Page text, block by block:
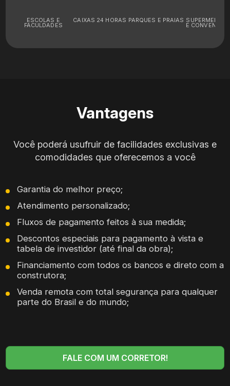
ESCOLAS E
FACULDADES
CAIXAS 24 HORAS PARQUES E PRAIAS
E
Vantagens
Você poderá usufruir de facilidades exclusivas e
comodidades que oferecemos a você
Garantia do melhor preço;
Atendimento personalizado;
Fluxos de pagamento feitos à sua medida;
Descontos especiais para pagamento à vista e
tabela de investidor (até final da obra);
Financiamento com todos os bancos e direto com a
construtora;
Venda remota com total segurança para qualquer
parte do Brasil e do mundo;
FALE COM UM CORRETOR!